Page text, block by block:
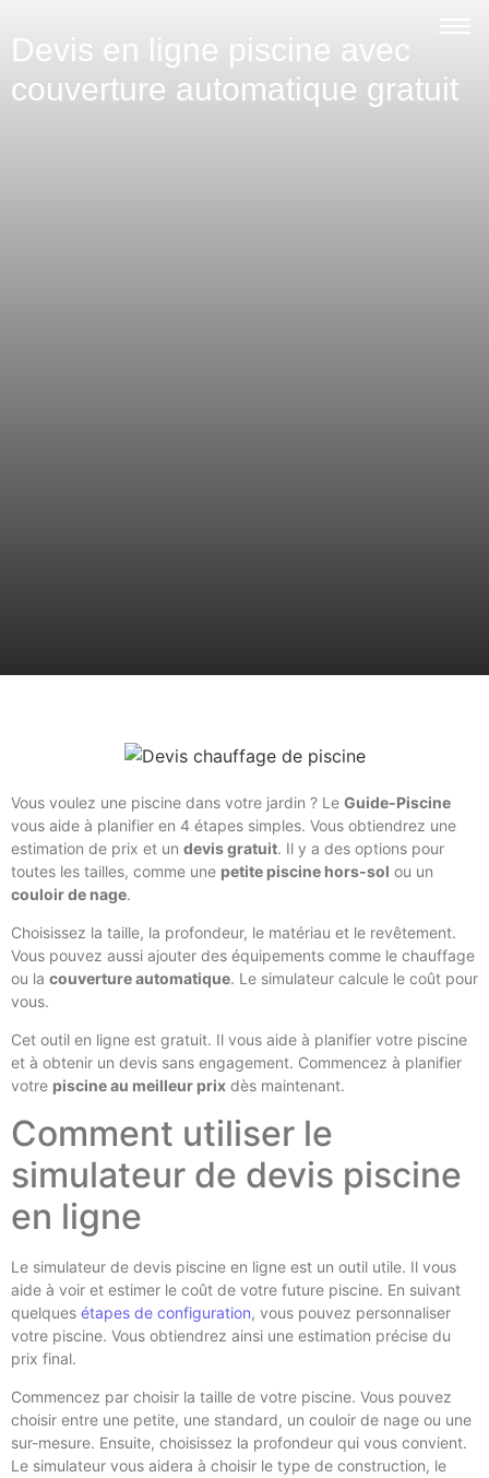
Devis en ligne piscine avec
couverture automatique gratuit
Vous voulez une piscine dans votre jardin ? Le Guide-Piscine
vous aide à planifier en 4 étapes simples. Vous obtiendrez une
estimation de prix et un devis gratuit. Il y a des options pour
toutes les tailles, comme une petite piscine hors-sol ou un
couloir de nage.
Choisissez la taille, la profondeur, le matériau et le revêtement.
Vous pouvez aussi ajouter des équipements comme le chauffage
ou la couverture automatique. Le simulateur calcule le coût pour
vous.
Cet outil en ligne est gratuit. Il vous aide à planifier votre piscine
et à obtenir un devis sans engagement. Commencez à planifier
votre piscine au meilleur prix dès maintenant.
Comment utiliser le
simulateur de devis piscine
en ligne
Le simulateur de devis piscine en ligne est un outil utile. Il vous
aide à voir et estimer le coût de votre future piscine. En suivant
quelques étapes de configuration, vous pouvez personnaliser
votre piscine. Vous obtiendrez ainsi une estimation précise du
prix final.
Commencez par choisir la taille de votre piscine. Vous pouvez
choisir entre une petite, une standard, un couloir de nage ou une
sur-mesure. Ensuite, choisissez la profondeur qui vous convient.
Le simulateur vous aidera à choisir le type de construction, le